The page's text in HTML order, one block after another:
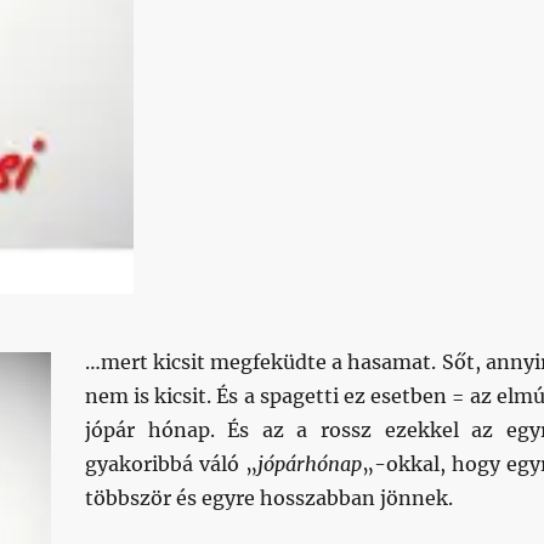
…mert kicsit megfeküdte a hasamat. Sőt,
nem is kicsit. És a spagetti ez esetben = az
jópár hónap. És az a rossz ezekkel az
gyakoribbá váló „jópárhónap„-okkal, hogy
többször és egyre hosszabban jönnek.